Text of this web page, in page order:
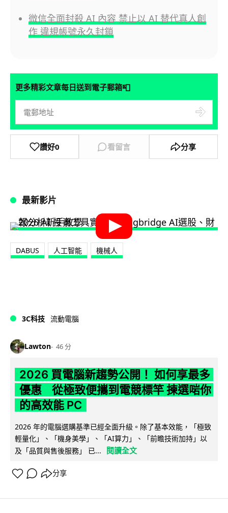
微信全面封殺 AI 內容 禁止以 AI 替代真人創
作 違規帳號永久封鎖
更多精彩文章每日送到電子郵箱📮
讚好0 看留言 分享
最新影片
DABUS 人工智能 機械人
3C科技 流動電腦
Lawton 46 分
2026 買電腦新趨勢公開！ 如何享最多
優惠 從極致便攜到電競標竿 揀選啱你
的高效能 PC
2026 年的電腦選購基準已經全面升級。除了基本效能，「極致
輕量化」、「機身美學」、「AI算力」、「前瞻技術加持」以
及「品質與售後服務」 已...
閱讀全文
分享